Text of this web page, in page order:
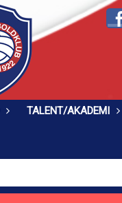
TALENT/AKADEMI